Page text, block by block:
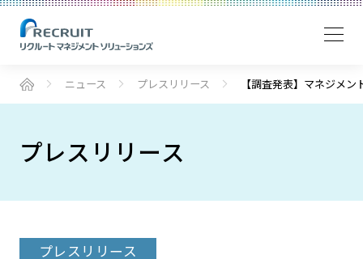
ニュース プレスリリース 【調査発表】マネジメ
プレスリリース
プレスリリース